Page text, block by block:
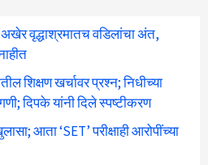
वृद्धाश्रमातच वडिलांचा अंत,
शिक्षण खर्चावर प्रश्न; निधीच्या
दिपके यांनी दिले स्पष्टीकरण
आता ‘SET’ परीक्षाही आरोपींच्या